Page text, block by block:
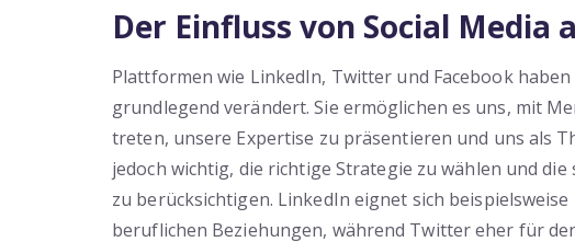
Der Einfluss von Social
Plattformen wie LinkedIn, Twitter und Facebook
grundlegend verändert. Sie ermöglichen es uns, mit
treten, unsere Expertise zu präsentieren und uns als
jedoch wichtig, die richtige Strategie zu wählen und
zu berücksichtigen. LinkedIn eignet sich
beruflichen Beziehungen, während Twitter eher für